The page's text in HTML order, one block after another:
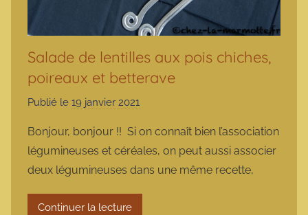
Salade de lentilles aux pois chiches,
poireaux et betterave
Publié le 19 janvier 2021
r
m
a
r
Bonjour, bonjour !! Si on connaît bien l’association
légumineuses et céréales, on peut aussi associer
deux légumineuses dans une même recette,
Continuer la lecture